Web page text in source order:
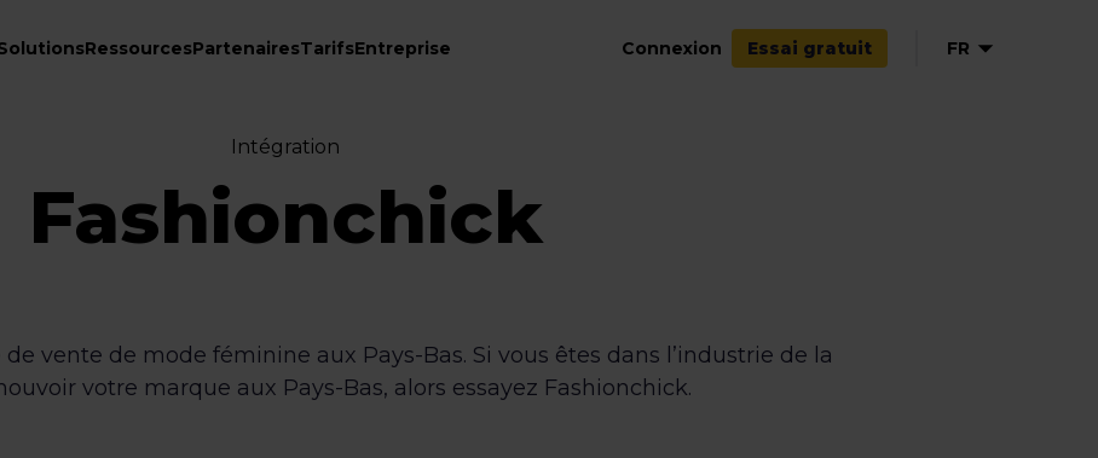
RessourcesPartenairesTarifsEntreprise Connexion Essai gratuit FR
Intégration
Fashionchick
vente de mode féminine aux Pays-Bas. Si vous êtes dans l’industrie de la
votre marque aux Pays-Bas, alors essayez Fashionchick.